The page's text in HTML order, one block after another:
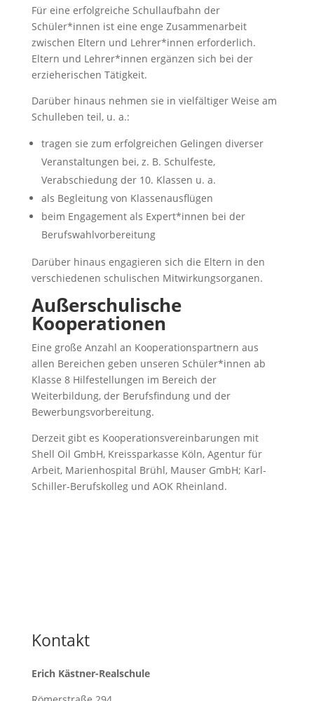
Für eine erfolgreiche Schullaufbahn der
Schüler*innen ist eine enge Zusammenarbeit
zwischen Eltern und Lehrer*innen erforderlich.
Eltern und Lehrer*innen ergänzen sich bei der
erzieherischen Tätigkeit.
Darüber hinaus nehmen sie in vielfältiger Weise am
Schulleben teil, u. a.:
tragen sie zum erfolgreichen Gelingen diverser
Veranstaltungen bei, z. B. Schulfeste,
Verabschiedung der 10. Klassen u. a.
als Begleitung von Klassenausflügen
beim Engagement als Expert*innen bei der
Berufswahlvorbereitung
Darüber hinaus engagieren sich die Eltern in den
verschiedenen schulischen Mitwirkungsorganen.
Außerschulische
Kooperationen
Eine große Anzahl an Kooperationspartnern aus
allen Bereichen geben unseren Schüler*innen ab
Klasse 8 Hilfestellungen im Bereich der
Weiterbildung, der Berufsfindung und der
Bewerbungsvorbereitung.
Derzeit gibt es Kooperationsvereinbarungen mit
Shell Oil GmbH, Kreissparkasse Köln, Agentur für
Arbeit, Marienhospital Brühl, Mauser GmbH; Karl-
Schiller-Berufskolleg und AOK Rheinland.
Kontakt
Erich Kästner-Realschule